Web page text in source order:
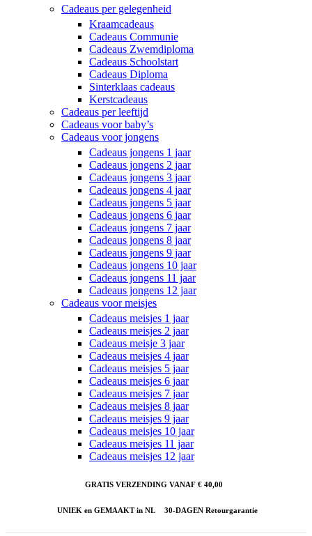
Cadeaus per gelegenheid
Kraamcadeaus
Cadeaus Communie
Cadeaus Zwemdiploma
Cadeaus Schoolstart
Cadeaus Diploma
Sinterklaas cadeaus
Kerstcadeaus
Cadeaus per leeftijd
Cadeaus voor baby’s
Cadeaus voor jongens
Cadeaus jongens 1 jaar
Cadeaus jongens 2 jaar
Cadeaus jongens 3 jaar
Cadeaus jongens 4 jaar
Cadeaus jongens 5 jaar
Cadeaus jongens 6 jaar
Cadeaus jongens 7 jaar
Cadeaus jongens 8 jaar
Cadeaus jongens 9 jaar
Cadeaus jongens 10 jaar
Cadeaus jongens 11 jaar
Cadeaus jongens 12 jaar
Cadeaus voor meisjes
Cadeaus meisjes 1 jaar
Cadeaus meisjes 2 jaar
Cadeaus meisje 3 jaar
Cadeaus meisjes 4 jaar
Cadeaus meisjes 5 jaar
Cadeaus meisjes 6 jaar
Cadeaus meisjes 7 jaar
Cadeaus meisjes 8 jaar
Cadeaus meisjes 9 jaar
Cadeaus meisjes 10 jaar
Cadeaus meisjes 11 jaar
Cadeaus meisjes 12 jaar
GRATIS VERZENDING VANAF € 40,00
UNIEK en GEMAAKT in NL 30-DAGEN Retourgarantie